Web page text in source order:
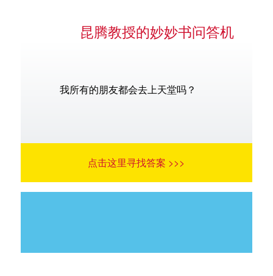
昆腾教授的妙妙书问答机
我所有的朋友都会去上天堂吗？
点击这里寻找答案 >>>